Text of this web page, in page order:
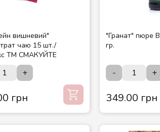
вишневий"
чаю 15 шт./
ТМ СМАКУЙТЕ
+
грн
"Гранат" пюре
гр.
- +
349.00 грн